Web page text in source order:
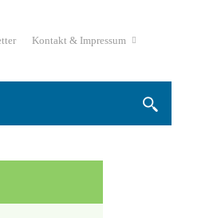
Kontakt & Impressum